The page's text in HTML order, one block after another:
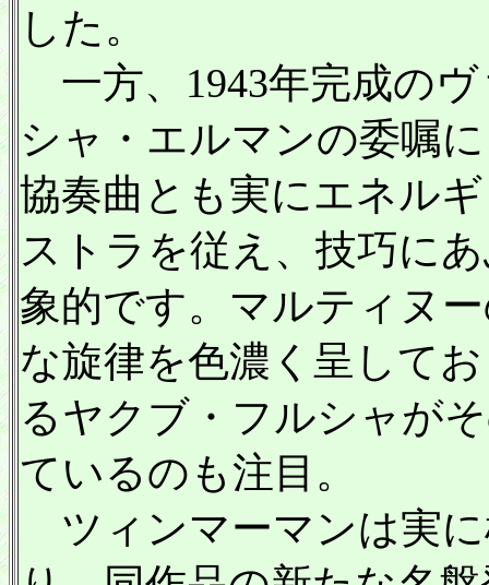
した。
一方、1943年完成の
シャ・エルマンの委嘱
協奏曲とも実にエネル
ストラを従え、技巧に
象的です。マルティヌ
な旋律を色濃く呈して
るヤクブ・フルシャが
ているのも注目。
ツィンマーマンは実